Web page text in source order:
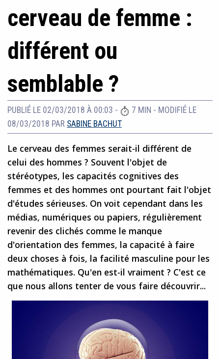
cerveau de femme :
différent ou
semblable ?
PUBLIÉ LE 02/03/2018 À 00:03 - 7 MIN - MODIFIÉ LE
08/03/2018 PAR SABINE BACHUT
Le cerveau des femmes serait-il différent de
celui des hommes ? Souvent l'objet de
stéréotypes, les capacités cognitives des
femmes et des hommes ont pourtant fait l'objet
d'études sérieuses. On voit cependant dans les
médias, numériques ou papiers, régulièrement
revenir des clichés comme le manque
d'orientation des femmes, la capacité à faire
deux choses à fois, la facilité masculine pour les
mathématiques. Qu'en est-il vraiment ? C'est ce
que nous allons tenter de vous faire découvrir...